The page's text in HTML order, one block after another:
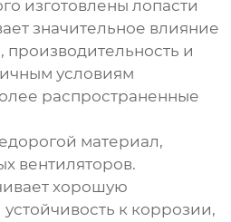
изготовленылопасти
значительное влияние
производительность и
условиям
распространенные
материал,
вентиляторов.
хорошую
к коррозии,